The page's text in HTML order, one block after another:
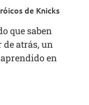
de Knicks
que saben
atrás, un
en